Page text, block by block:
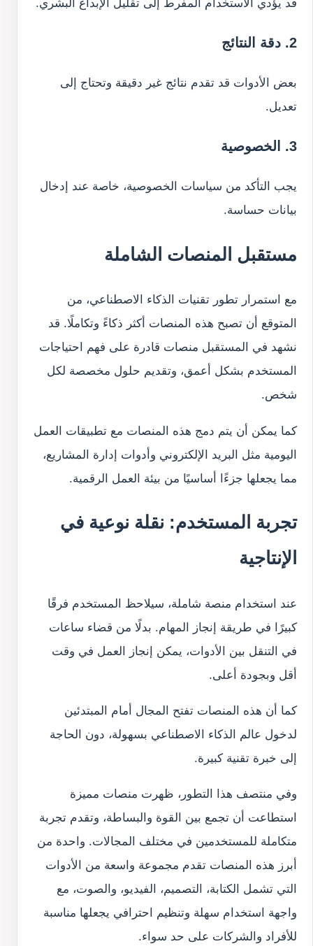
2. دقة النتائج
بعض الأدوات قد تقدم نتائج غير دقيقة وتحتاج إلى
تعديل.
3. الخصوصية
يجب التأكد من سياسات الخصوصية، خاصة عند إدخال
بيانات حساسة.
مستقبل المنصات الشاملة
مع استمرار تطور تقنيات الذكاء الاصطناعي، من
المتوقع أن تصبح هذه المنصات أكثر ذكاءً وتكاملًا. قد
نشهد في المستقبل منصات قادرة على فهم احتياجات
المستخدم بشكل أعمق، وتقديم حلول مخصصة لكل
شخص.
كما يمكن أن يتم دمج هذه المنصات مع تطبيقات العمل
اليومية مثل البريد الإلكتروني وأدوات إدارة المشاريع،
مما يجعلها جزءًا أساسيًا من بيئة العمل الرقمية.
تجربة المستخدم: نقلة نوعية في
الإنتاجية
عند استخدام منصة شاملة، سيلاحظ المستخدم فرقًا
كبيرًا في طريقة إنجاز المهام. بدلًا من قضاء ساعات
في التنقل بين الأدوات، يمكن إنجاز العمل في وقت
أقل وبجودة أعلى.
كما أن هذه المنصات تفتح المجال أمام المبتدئين
لدخول عالم الذكاء الاصطناعي بسهولة، دون الحاجة
إلى خبرة تقنية كبيرة.
وفي منتصف هذا التطور، ظهرت منصات مميزة
استطاعت أن تجمع بين القوة والبساطة، وتقدم تجربة
متكاملة للمستخدمين في مختلف المجالات. واحدة من
أبرز هذه المنصات تقدم مجموعة واسعة من الأدوات
التي تشمل الكتابة، التصميم، الفيديو، والصوت، مع
واجهة استخدام سهلة وتنظيم احترافي يجعلها مناسبة
للأفراد والشركات على حد سواء.